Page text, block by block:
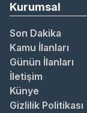
Kurumsal
Son Dakika
Kamu İlanları
Günün İlanları
İletişim
Künye
Gizlilik Politikası